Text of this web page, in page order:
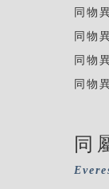
同物
同物
同物
同物
同